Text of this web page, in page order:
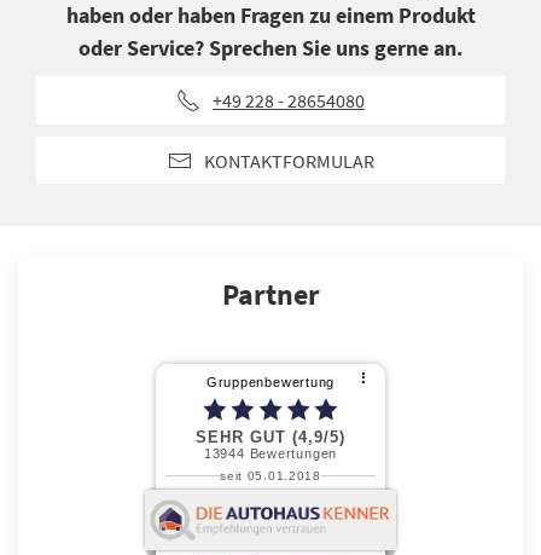
haben oder haben Fragen zu einem Produkt
oder Service? Sprechen Sie uns gerne an.
+49 228 - 28654080
KONTAKTFORMULAR
Partner